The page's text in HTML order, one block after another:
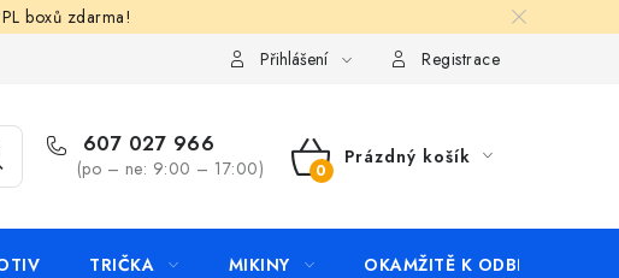
boxů zdarma!
KontaktyPřihlášení Registrace
607 027 966
(po – ne: 9:00 – 17:00)
NÁKUPNÍ
Prázdný košík
TRIČKA MIKINY OKAMŽITĚ K ODBĚRU